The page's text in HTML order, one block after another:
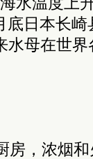
日本长
水母在世
房，浓烟